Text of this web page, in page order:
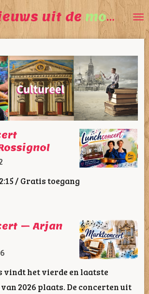
uit de mooiste
/ Gratis toegang
– Arjan
vindt het vierde en laatste
2026 plaats. De concerten uit